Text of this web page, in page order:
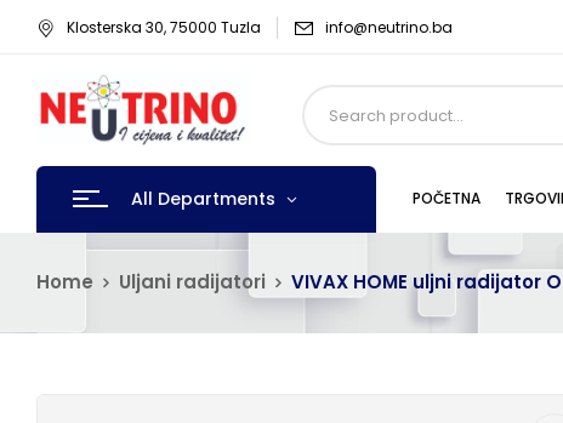
Klosterska 30, 75000 Tuzla info@neutrino.ba
All Departments POČETNA
Home Uljani radijatori VIVAX HOME uljni radijator